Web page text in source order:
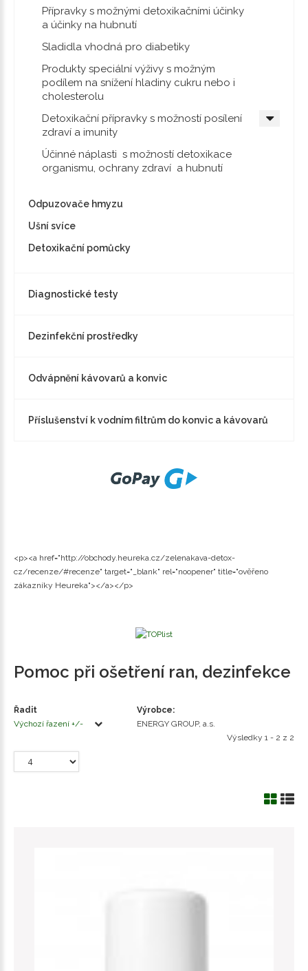
Přípravky s možnými detoxikačními účinky
a účinky na hubnutí
Sladidla vhodná pro diabetiky
Produkty speciální výživy s možným
podílem na snížení hladiny cukru nebo i
cholesterolu
Detoxikační přípravky s možností posílení
zdraví a imunity
Účinné náplasti s možností detoxikace
organismu, ochrany zdraví a hubnutí
Odpuzovače hmyzu
Ušní svíce
Detoxikační pomůcky
Diagnostické testy
Dezinfekční prostředky
Odvápnění kávovarů a konvic
Příslušenství k vodním filtrům do konvic a kávovarů
<p><a href="http://obchody.heureka.cz/zelenakava-detox-
cz/recenze/#recenze" target="_blank" rel="noopener" title="ověřeno
zákazníky Heureka"></a></p>
Pomoc při ošetření ran, dezinfekce
Řadit
Výchozí řazení +/-
Výrobce:
ENERGY GROUP, a.s.
Výsledky 1 - 2 z 2